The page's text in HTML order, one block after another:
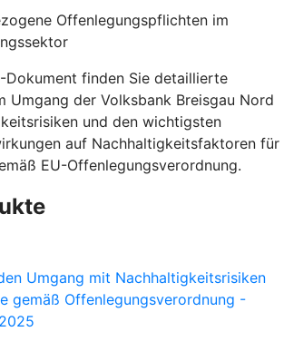
Offenlegungspflichten im
Dokument finden Sie detaillierte
Umgang der Volksbank Breisgau Nord
und den wichtigsten
auf Nachhaltigkeitsfaktoren für
EU-Offenlegungsverordnung.
Umgang mit Nachhaltigkeitsrisiken
gemäß Offenlegungsverordnung -